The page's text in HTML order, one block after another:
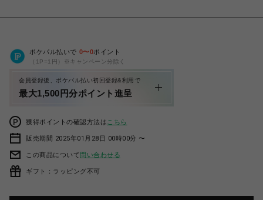
ポケパル払いで 0〜0ポイント
（1P=1円）※キャンペーン分除く
会員登録後、ポケパル払い初回登録&利用で
最大1,500円分ポイント進呈
獲得ポイントの確認方法は こちら
販売期間 2025年01月28日 00時00分 〜
この商品について問い合わせる
ギフト：ラッピング不可